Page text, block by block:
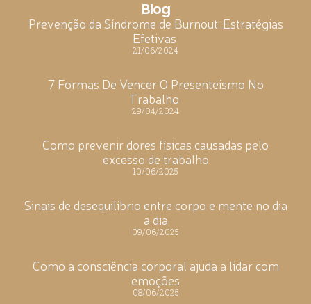
Blog
Prevenção da Síndrome de Burnout: Estratégias
Efetivas
21/06/2024
7 Formas De Vencer O Presenteísmo No
Trabalho
29/04/2024
Como prevenir dores físicas causadas pelo
excesso de trabalho
10/06/2025
Sinais de desequilíbrio entre corpo e mente no dia
a dia
09/06/2025
Como a consciência corporal ajuda a lidar com
emoções
08/06/2025